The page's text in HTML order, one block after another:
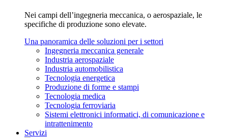
Nei campi dell’ingegneria meccanica, o aerospaziale, le
specifiche di produzione sono elevate.
Una panoramica delle soluzioni per i settori
Ingegneria meccanica generale
Industria aerospaziale
Industria automobilistica
Tecnologia energetica
Produzione di forme e stampi
Tecnologia medica
Tecnologia ferroviaria
Sistemi elettronici informatici, di comunicazione e
intrattenimento
Servizi